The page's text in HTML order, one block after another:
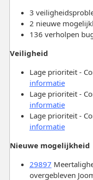
3
2 nieuwe
136 verholpen
Veiligheid
Lage prioriteit -
informatie
Lage prioriteit -
informatie
Lage prioriteit -
informatie
Nieuwe mogelijkheid
29897
overgebleven